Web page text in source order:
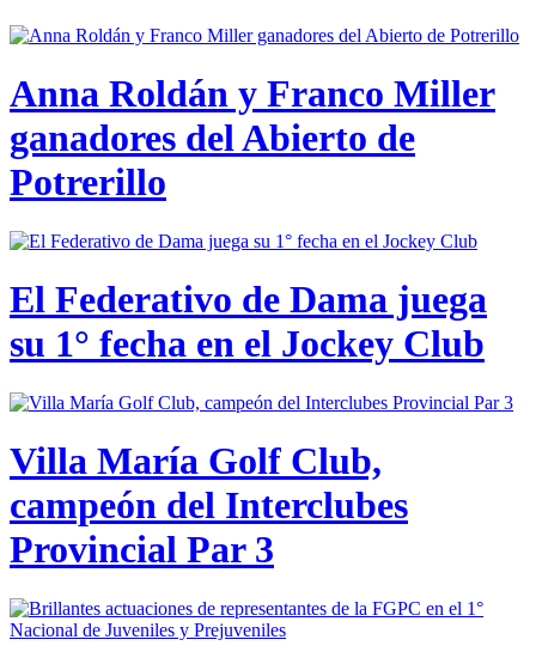
Anna Roldán y Franco Miller
ganadores del Abierto de
Potrerillo
El Federativo de Dama juega
su 1° fecha en el Jockey Club
Villa María Golf Club,
campeón del Interclubes
Provincial Par 3